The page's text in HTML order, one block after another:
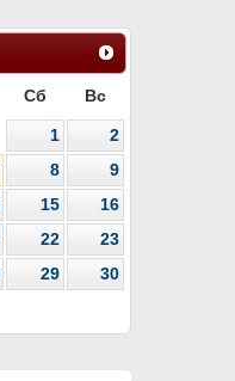
Сб Вс
1
2
8
9
15
16
22
23
29
30